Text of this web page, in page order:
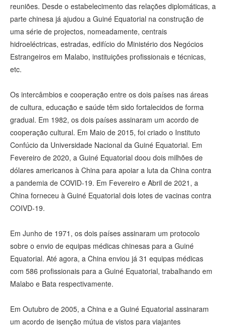
reuniões. Desde o estabelecimento das relações diplomáticas, a
parte chinesa já ajudou a Guiné Equatorial na construção de
uma série de projectos, nomeadamente, centrais
hidroeléctricas, estradas, edifício do Ministério dos Negócios
Estrangeiros em Malabo, instituições profissionais e técnicas,
etc.
Os intercâmbios e cooperação entre os dois países nas áreas
de cultura, educação e saúde têm sido fortalecidos de forma
gradual. Em 1982, os dois países assinaram um acordo de
cooperação cultural. Em Maio de 2015, foi criado o Instituto
Confúcio da Universidade Nacional da Guiné Equatorial. Em
Fevereiro de 2020, a Guiné Equatorial doou dois milhões de
dólares americanos à China para apoiar a luta da China contra
a pandemia de COVID-19. Em Fevereiro e Abril de 2021, a
China forneceu à Guiné Equatorial dois lotes de vacinas contra
COIVD-19.
Em Junho de 1971, os dois países assinaram um protocolo
sobre o envio de equipas médicas chinesas para a Guiné
Equatorial. Até agora, a China enviou já 31 equipas médicas
com 586 profissionais para a Guiné Equatorial, trabalhando em
Malabo e Bata respectivamente.
Em Outubro de 2005, a China e a Guiné Equatorial assinaram
um acordo de isenção mútua de vistos para viajantes